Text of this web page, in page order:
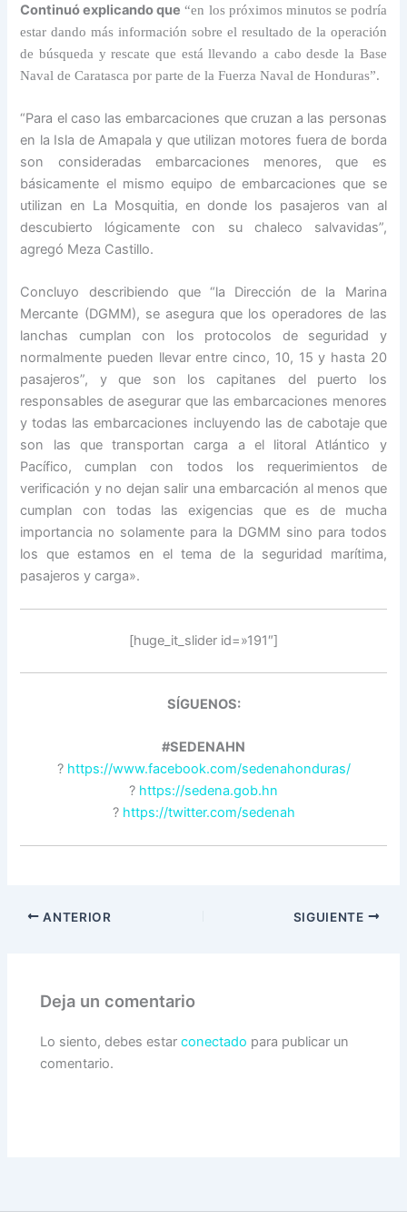
Continuó explicando que “en los próximos minutos se podría
estar dando más información sobre el resultado de la operación
de búsqueda y rescate que está llevando a cabo desde la Base
Naval de Caratasca por parte de la Fuerza Naval de Honduras”.
“Para el caso las embarcaciones que cruzan a las personas
en la Isla de Amapala y que utilizan motores fuera de borda
son consideradas embarcaciones menores, que es
básicamente el mismo equipo de embarcaciones que se
utilizan en La Mosquitia, en donde los pasajeros van al
descubierto lógicamente con su chaleco salvavidas”,
agregó Meza Castillo.
Concluyo describiendo que “la Dirección de la Marina
Mercante (DGMM), se asegura que los operadores de las
lanchas cumplan con los protocolos de seguridad y
normalmente pueden llevar entre cinco, 10, 15 y hasta 20
pasajeros”, y que son los capitanes del puerto los
responsables de asegurar que las embarcaciones menores
y todas las embarcaciones incluyendo las de cabotaje que
son las que transportan carga a el litoral Atlántico y
Pacífico, cumplan con todos los requerimientos de
verificación y no dejan salir una embarcación al menos que
cumplan con todas las exigencias que es de mucha
importancia no solamente para la DGMM sino para todos
los que estamos en el tema de la seguridad marítima,
pasajeros y carga».
[huge_it_slider id=»191″]
SÍGUENOS:
#SEDENAHN
? https://www.facebook.com/sedenahonduras/
? https://sedena.gob.hn
? https://twitter.com/sedenah
ANTERIOR SIGUIENTE
Deja un comentario
Lo siento, debes estarconectado para publicar un
comentario.